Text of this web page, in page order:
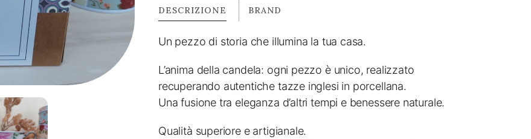
DESCRIZIONE BRAND
Un pezzo di storia che illumina la tua casa.
L’anima della candela: ogni pezzo è unico, realizzato
recuperando autentiche tazze inglesi in porcellana.
Una fusione tra eleganza d’altri tempi e benessere naturale.
Qualità superiore e artigianale.